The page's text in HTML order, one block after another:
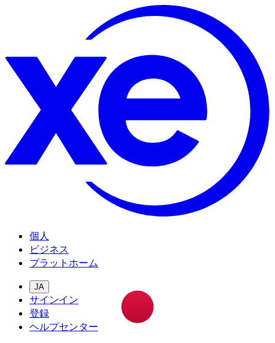
個人
ビジネス
プラットホーム
JA
サインイン
登録
ヘルプセンター